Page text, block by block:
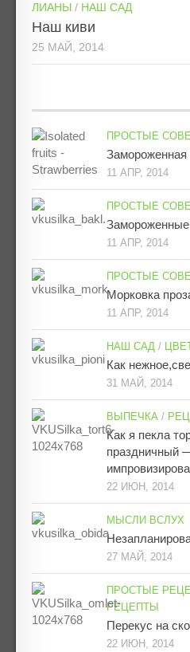
ЛИАНЫ / НАШ САД
Наш киви
25 МАЙ, 2014
ПРОСТЫЕ
Замороженная
11 АПР, 2014
ПРОСТЫЕ
11 АПР, 2014
ПРОСТЫЕ
Морковка
11 АПР, 2014
НАШ САД /
Как
31 МАЙ, 2014
ВЫПЕЧКА /
Как я пекла
праздничный
22 ИЮН, 2014
МЫСЛИ ВСЛУХ
27 МАЙ, 2014
ПРОСТЫЕ
РЕЦЕПТЫ
Перекус на
22 ИЮН, 2014